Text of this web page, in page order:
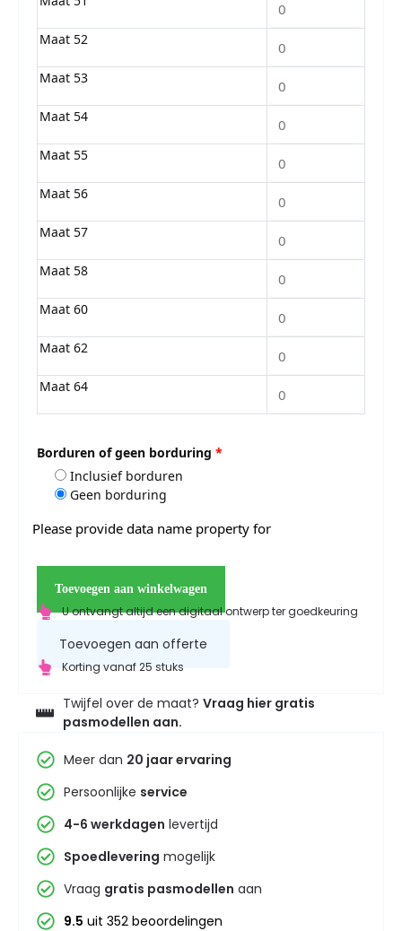
Maat 52
Maat 53
Maat 54
Maat 55
Maat 56
Maat 57
Maat 58
Maat 60
Maat 62
Maat 64
Borduren of geen borduring *
Inclusief borduren
Geen borduring
Please provide data name property for
Toevoegen aan winkelwagen
U ontvangt altijd een digitaal ontwerp ter goedkeuring
Toevoegen aan offerte
Korting vanaf 25 stuks
Twijfel over de maat? Vraag hier gratis
pasmodellen aan.
Meer dan 20 jaar ervaring
Persoonlijke service
4-6 werkdagen levertijd
Spoedlevering mogelijk
Vraag gratis pasmodellen aan
9.5 uit 352 beoordelingen